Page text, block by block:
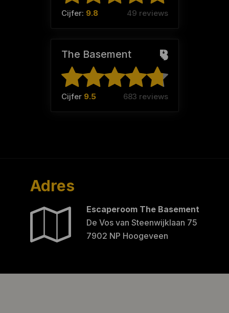
Cijfer: 9.8 49 reviews
The Basement
Cijfer 9.5 683 reviews
Adres
Escaperoom The Basement
De Vos van Steenwijklaan 75
7902 NP Hoogeveen